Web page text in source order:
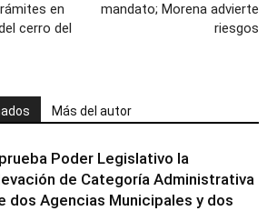
en
cerro del
mandato; Morena advierte
riesgos
Más del autor
Poder Legislativo la
de Categoría Administrativa
dos Agencias Municipales y dos